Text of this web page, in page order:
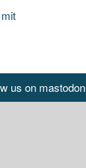
us on mastodon